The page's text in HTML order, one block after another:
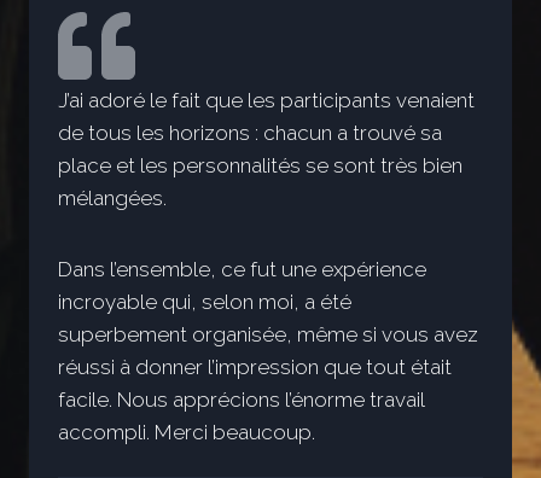
J’ai adoré le fait que les participants venaient
de tous les horizons : chacun a trouvé sa
place et les personnalités se sont très bien
mélangées.
Dans l’ensemble, ce fut une expérience
incroyable qui, selon moi, a été
superbement organisée, même si vous avez
réussi à donner l’impression que tout était
facile. Nous apprécions l’énorme travail
accompli. Merci beaucoup.